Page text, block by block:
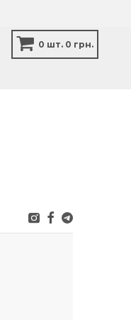
0 шт. 0 грн.